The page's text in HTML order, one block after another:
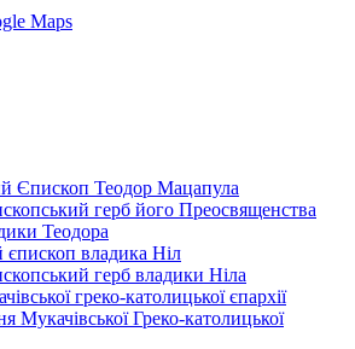
Maps
Єпископ Теодор Мацапула
герб його Преосвященства
Теодора
владика Ніл
герб владики Ніла
греко-католицької єпархії
Мукачівської Греко-католицької